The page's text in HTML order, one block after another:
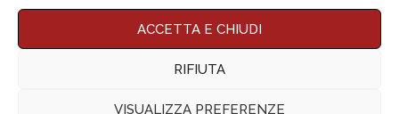
ACCETTA E CHIUDI
RIFIUTA
VISUALIZZA PREFERENZE
Chi siamo Contatti Disclaimer Privacy policy
Questo blog non rappresenta una testata giornalistica in quanto viene aggiornato
Affiliazione Amazon EU, un programma che eroga ai siti una commissione
Rassegna stampa